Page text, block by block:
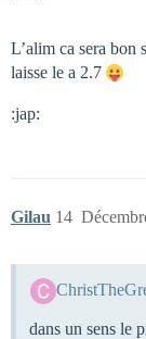
L’alim ca sera bon
laisse le a 2.7
:jap:
Gilau 14
dans un sens le